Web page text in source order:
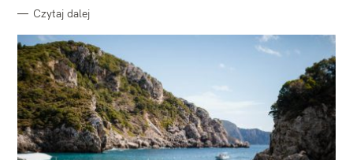
Czytaj dalej